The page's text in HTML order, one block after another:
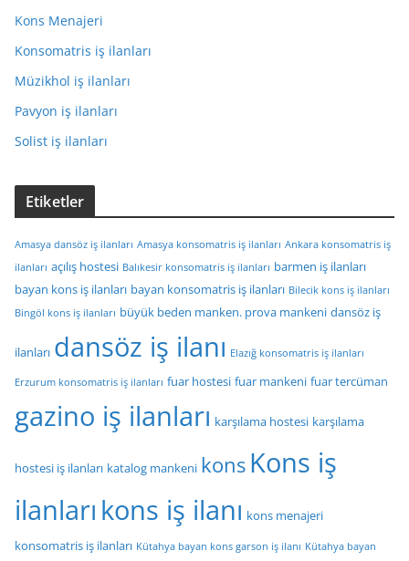
Kons Menajeri
Konsomatris iş ilanları
Müzikhol iş ilanları
Pavyon iş ilanları
Solist iş ilanları
Etiketler
Amasya dansöz iş ilanları Amasya konsomatris iş ilanları Ankara konsomatris iş
ilanları açılış hostesi Balıkesir konsomatris iş ilanları barmen iş ilanları
bayan kons iş ilanları bayan konsomatris iş ilanları Bilecik kons iş ilanları
Bingöl kons iş ilanları büyük beden manken. prova mankeni dansöz iş
ilanları dansöz iş ilanı Elazığ konsomatris iş ilanları
Erzurum konsomatris iş ilanları fuar hostesi fuar mankeni fuar tercüman
gazino iş ilanları karşılama hostesi karşılama
hostesi iş ilanları katalog mankeni kons Kons iş
ilanları kons iş ilanı kons menajeri
konsomatris iş ilanları Kütahya bayan kons garson iş ilanı Kütahya bayan